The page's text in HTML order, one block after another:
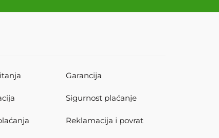
Garancija
Sigurnost plaćanje
Reklamacija i povrat